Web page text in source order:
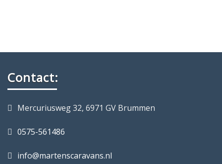
Contact:
Mercuriusweg 32, 6971 GV Brummen
0575-561486
info@martenscaravans.nl